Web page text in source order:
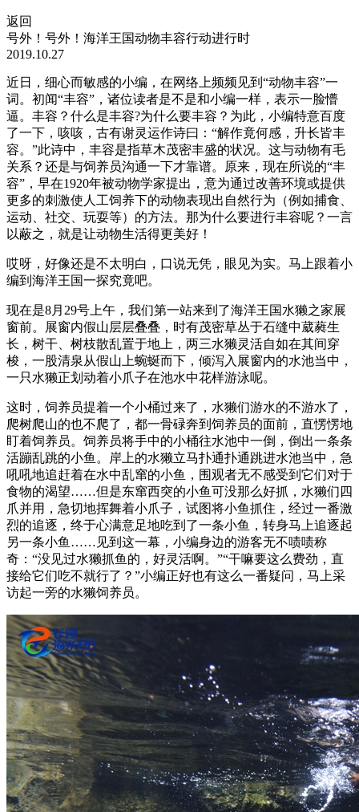
返回
号外！号外！海洋王国动物丰容行动进行时
2019.10.27
近日，细心而敏感的小编，在网络上频频见到“动物丰容”一
词。初闻“丰容”，诸位读者是不是和小编一样，表示一脸懵
逼。丰容？什么是丰容?为什么要丰容？为此，小编特意百度
了一下，咳咳，古有谢灵运作诗曰：“解作竟何感，升长皆丰
容。”此诗中，丰容是指草木茂密丰盛的状况。这与动物有毛
关系？还是与饲养员沟通一下才靠谱。原来，现在所说的“丰
容”，早在1920年被动物学家提出，意为通过改善环境或提供
更多的刺激使人工饲养下的动物表现出自然行为（例如捕食、
运动、社交、玩耍等）的方法。那为什么要进行丰容呢？一言
以蔽之，就是让动物生活得更美好！
哎呀，好像还是不太明白，口说无凭，眼见为实。马上跟着小
编到海洋王国一探究竟吧。
现在是8月29号上午，我们第一站来到了海洋王国水獭之家展
窗前。展窗内假山层层叠叠，时有茂密草丛于石缝中葳蕤生
长，树干、树枝散乱置于地上，两三水獭灵活自如在其间穿
梭，一股清泉从假山上蜿蜒而下，倾泻入展窗内的水池当中，
一只水獭正划动着小爪子在池水中花样游泳呢。
这时，饲养员提着一个小桶过来了，水獭们游水的不游水了，
爬树爬山的也不爬了，都一骨碌奔到饲养员的面前，直愣愣地
盯着饲养员。饲养员将手中的小桶往水池中一倒，倒出一条条
活蹦乱跳的小鱼。岸上的水獭立马扑通扑通跳进水池当中，急
吼吼地追赶着在水中乱窜的小鱼，围观者无不感受到它们对于
食物的渴望……但是东窜西突的小鱼可没那么好抓，水獭们四
爪并用，急切地挥舞着小爪子，试图将小鱼抓住，经过一番激
烈的追逐，终于心满意足地吃到了一条小鱼，转身马上追逐起
另一条小鱼……见到这一幕，小编身边的游客无不啧啧称
奇：“没见过水獭抓鱼的，好灵活啊。”“干嘛要这么费劲，直
接给它们吃不就行了？”小编正好也有这么一番疑问，马上采
访起一旁的水獭饲养员。